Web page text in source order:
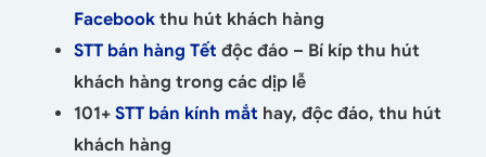
Facebook thu hút khách hàng
STT bán hàng Tết độc đáo – Bí kíp thu hút
khách hàng trong các dịp lễ
101+ STT bán kính mắt hay, độc đáo, thu hút
khách hàng